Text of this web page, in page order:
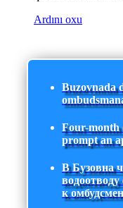
Ardını oxu
Buzovnada
Four-month
prompt an
В Бузовна
к